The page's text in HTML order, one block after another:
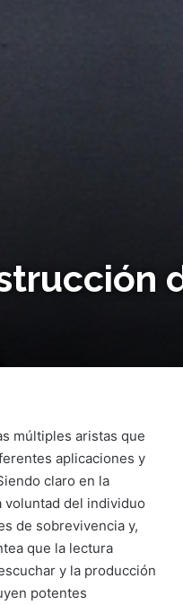
múltiples aristas que
aplicaciones y
claro en la
voluntad del individuo
de sobrevivencia y,
que la lectura
y la producción
potentes